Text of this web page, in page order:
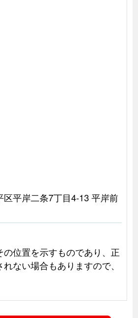
区平岸二条7丁目4-13 平岸前
位置を示すものであり、正
ない場合もありますので、